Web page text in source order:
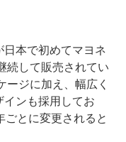
本で初めてマヨネ
続して販売されてい
ージに加え、幅広く
インも採用してお
ごとに変更されると